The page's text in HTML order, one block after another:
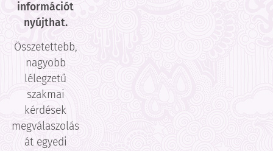
információt
nyújthat.
Összetettebb,
nagyobb
lélegzetű
szakmai
kérdések
megválaszolás
át egyedi